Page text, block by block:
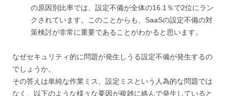
の原因別比率では、設定不備が全体の16.1％で2位にラン
クされています。このことからも、SaaSの設定不備の対
策検討が非常に重要であることがわかると思います。
なぜセキュリティ的に問題が発生しうる設定不備が発生するの
でしょうか。
その答えは単純な作業ミス、設定ミスという人為的な問題では
なく、以下のような様々な要因が複雑に絡んで発生していると